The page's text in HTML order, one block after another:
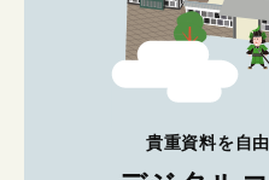
貴重資料を自